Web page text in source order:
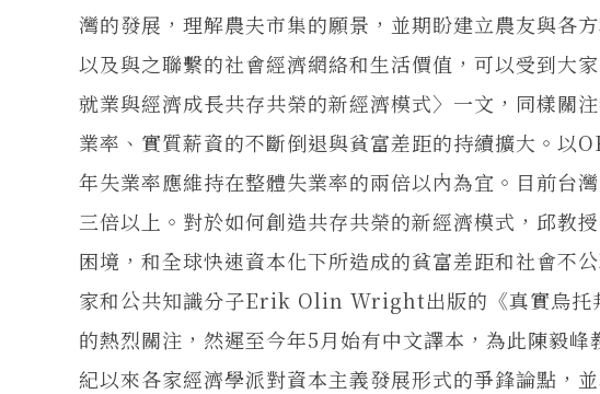
灣的發展，理解農夫市集的願景，並期盼建立農友與各
以及與之聯繫的社會經濟網絡和生活價值，可以受到大
就業與經濟成長共存共榮的新經濟模式〉一文，同樣關
業率、實質薪資的不斷倒退與貧富差距的持續擴大。以
年失業率應維持在整體失業率的兩倍以內為宜。目前台
三倍以上。對於如何創造共存共榮的新經濟模式，邱教
困境，和全球快速資本化下所造成的貧富差距和社會不
家和公共知識分子Erik Olin Wright出版的《真實烏
的熱烈關注，然遲至今年5月始有中文譯本，為此陳毅
紀以來各家經濟學派對資本主義發展形式的爭鋒論點，